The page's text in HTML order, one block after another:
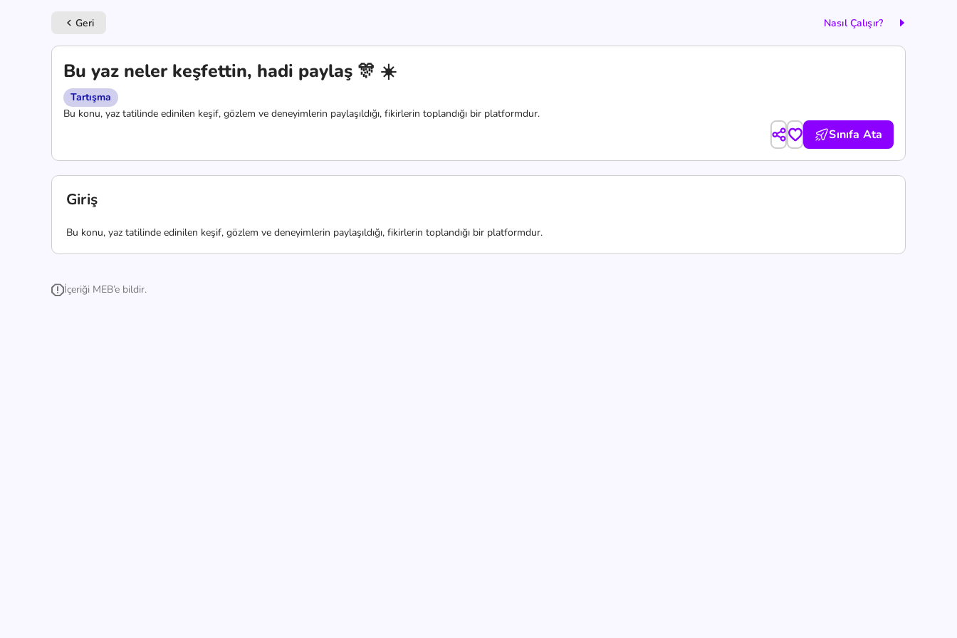
keyboard_arrow_left Geri Nasıl Çalışır?
Bu yaz neler keşfettin, hadi paylaş 🎊 ☀️
Tartışma
Bu konu, yaz tatilinde edinilen keşif, gözlem ve deneyimlerin paylaşıldığı, fikirlerin toplandığı bir platformdur.
Sınıfa Ata
Giriş
Bu konu, yaz tatilinde edinilen keşif, gözlem ve deneyimlerin paylaşıldığı, fikirlerin toplandığı bir platformdur.
İçeriği MEB’e bildir.